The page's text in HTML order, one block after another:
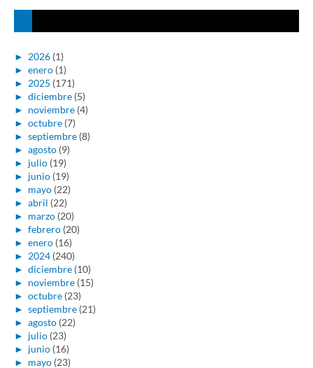
► 2026 (1)
► enero (1)
► 2025 (171)
► diciembre (5)
► noviembre (4)
► octubre (7)
► septiembre (8)
► agosto (9)
► julio (19)
► junio (19)
► mayo (22)
► abril (22)
► marzo (20)
► febrero (20)
► enero (16)
► 2024 (240)
► diciembre (10)
► noviembre (15)
► octubre (23)
► septiembre (21)
► agosto (22)
► julio (23)
► junio (16)
► mayo (23)